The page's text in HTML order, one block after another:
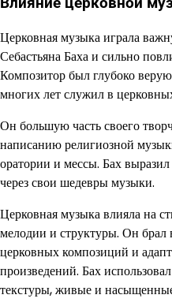
Церковная музыка играла
Себастьяна Баха и сильно
Композитор был глубоко
многих лет служил в
Он большую часть своего
написанию религиозной
оратории и мессы. Бах
через свои шедевры музыки.
Церковная музыка влияла на
мелодии и структуры. Он
церковных композиций и
произведений. Бах
текстуры, живые и